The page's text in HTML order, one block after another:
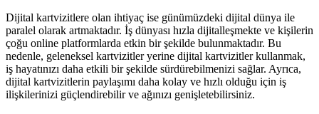
Dijital kartvizitlere olan ihtiyaç ise günümüzdeki dijital dünya ile
paralel olarak artmaktadır. İş dünyası hızla dijitalleşmekte ve kişilerin
çoğu online platformlarda etkin bir şekilde bulunmaktadır. Bu
nedenle, geleneksel kartvizitler yerine dijital kartvizitler kullanmak,
iş hayatınızı daha etkili bir şekilde sürdürebilmenizi sağlar. Ayrıca,
dijital kartvizitlerin paylaşımı daha kolay ve hızlı olduğu için iş
ilişkilerinizi güçlendirebilir ve ağınızı genişletebilirsiniz.